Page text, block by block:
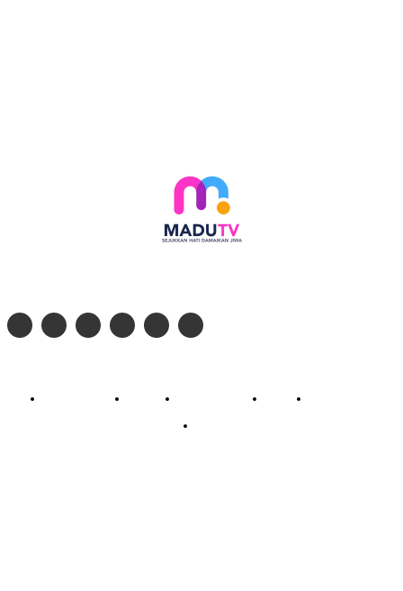
Profil Madu TV Redaksi Pedoman Siber Kontak